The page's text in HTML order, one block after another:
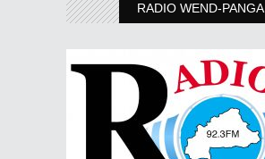
RADIO WEND-PANGA